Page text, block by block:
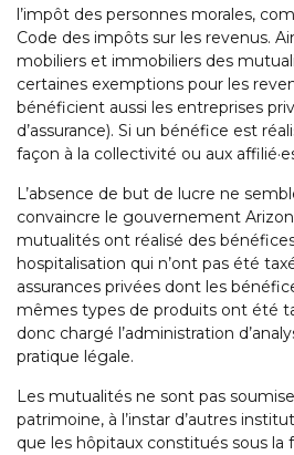
l’impôt des personnes morales,
Code des impôts sur les revenus.
mobiliers et immobiliers des
certaines exemptions pour les
bénéficient aussi les entreprises
d’assurance). Si un bénéfice est
façon à la collectivité ou aux
L’absence de but de lucre ne
convaincre le gouvernement
mutualités ont réalisé des
hospitalisation qui n’ont pas été
assurances privées dont les
mêmes types de produits ont été
donc chargé l’administration
pratique légale.
Les mutualités ne sont pas
patrimoine, à l’instar d’autres
que les hôpitaux constitués sous la